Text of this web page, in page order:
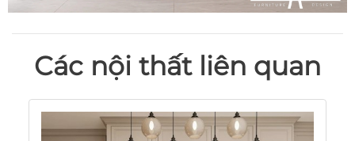
Các nội thất liên quan